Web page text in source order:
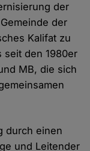
der
der
Kalifat zu
seit den 1980er
MB, die sich
durch einen
und Leitender